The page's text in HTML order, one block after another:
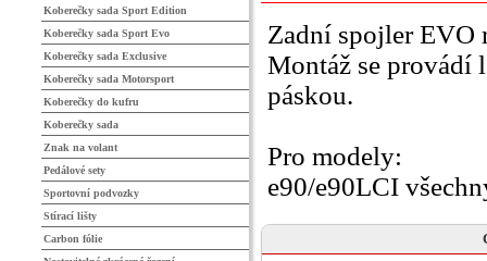
Zadní spojler EVO
Montáž se provádí
páskou.
Pro modely:
e90/e90LCI
Koberečky sada Sport Edition
Koberečky sada Sport Evo
Koberečky sada Exclusive
Koberečky sada Motorsport
Koberečky do kufru
Koberečky sada
Znak na volant
Pedálové sety
Sportovní podvozky
Stírací lišty
Carbon fólie